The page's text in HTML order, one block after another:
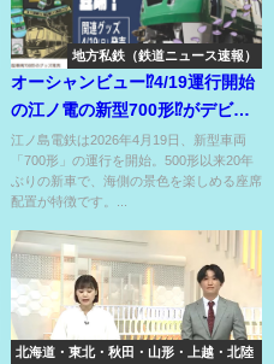
地方私鉄（鉄道ニュース速報）
オーシャンビュー⁉4/19運行開始
の江ノ電の新型700形⁉がデビュ
ー グッズも販売⁉
江ノ島電鉄は2026年4月19日、新型車両
「700形」の運行を開始。500形以来20年
ぶりの新車で、海側の景色を楽しめる座席
配置が特徴です。...
北海道・東北・秋田・山形・上越・北陸